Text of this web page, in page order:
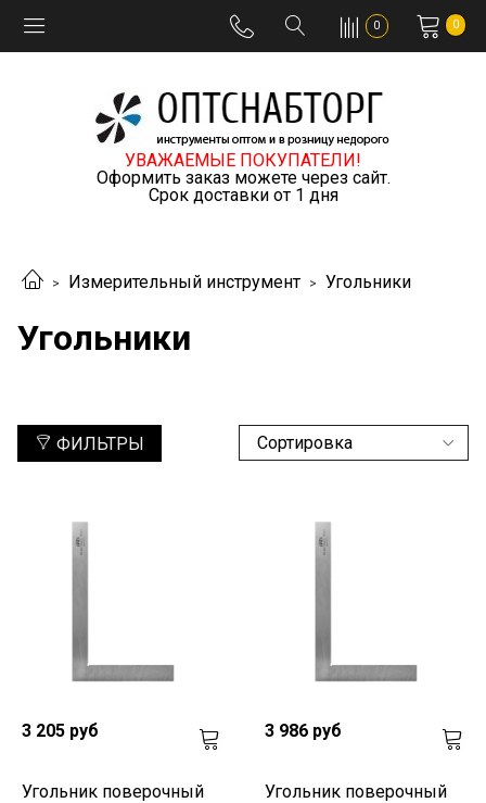
0 0
УВАЖАЕМЫЕ ПОКУПАТЕЛИ!
Оформить заказ можете через сайт.
Срок доставки от 1 дня
Измерительный инструмент Угольники
Угольники
ФИЛЬТРЫ
3 205 руб
Угольник поверочный
3 986 руб
Угольник поверочный